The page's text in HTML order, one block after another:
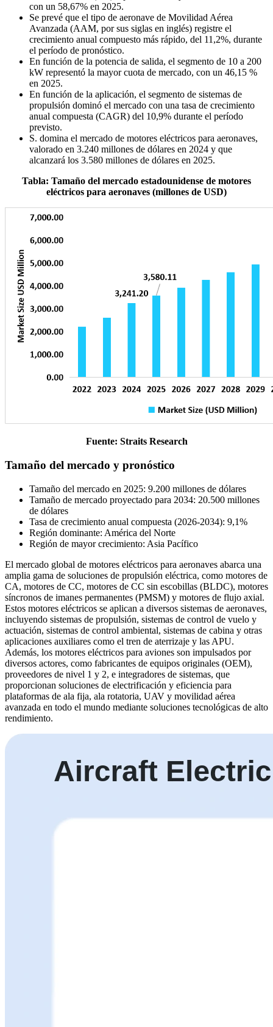
con un 58,67% en 2025.
Se prevé que el tipo de aeronave de Movilidad Aérea
Avanzada (AAM, por sus siglas en inglés) registre el
crecimiento anual compuesto más rápido, del 11,2%, durante
el período de pronóstico.
En función de la potencia de salida, el segmento de 10 a 200
kW representó la mayor cuota de mercado, con un 46,15 %
en 2025.
En función de la aplicación, el segmento de sistemas de
propulsión dominó el mercado con una tasa de crecimiento
anual compuesta (CAGR) del 10,9% durante el período
previsto.
S. domina el mercado de motores eléctricos para aeronaves,
valorado en 3.240 millones de dólares en 2024 y que
alcanzará los 3.580 millones de dólares en 2025.
Tabla: Tamaño del mercado estadounidense de motores
eléctricos para aeronaves (millones de USD)
Fuente: Straits Research
Tamaño del mercado y pronóstico
Tamaño del mercado en 2025: 9.200 millones de dólares
Tamaño de mercado proyectado para 2034: 20.500 millones
de dólares
Tasa de crecimiento anual compuesta (2026-2034): 9,1%
Región dominante: América del Norte
Región de mayor crecimiento: Asia Pacífico
El mercado global de motores eléctricos para aeronaves abarca una
amplia gama de soluciones de propulsión eléctrica, como motores de
CA, motores de CC, motores de CC sin escobillas (BLDC), motores
síncronos de imanes permanentes (PMSM) y motores de flujo axial.
Estos motores eléctricos se aplican a diversos sistemas de aeronaves,
incluyendo sistemas de propulsión, sistemas de control de vuelo y
actuación, sistemas de control ambiental, sistemas de cabina y otras
aplicaciones auxiliares como el tren de aterrizaje y las APU.
Además, los motores eléctricos para aviones son impulsados ​​por
diversos actores, como fabricantes de equipos originales (OEM),
proveedores de nivel 1 y 2, e integradores de sistemas, que
proporcionan soluciones de electrificación y eficiencia para
plataformas de ala fija, ala rotatoria, UAV y movilidad aérea
avanzada en todo el mundo mediante soluciones tecnológicas de alto
rendimiento.